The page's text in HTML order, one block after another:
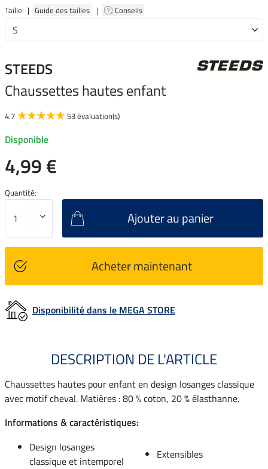
Taille: | Guide des tailles | Conseils
STEEDS
Chaussettes hautes enfant
4.7 53 évaluation(s)
Disponible
4,99 €
Quantité:
Ajouter au panier
Acheter maintenant
Disponibilité dans le MEGA STORE
DESCRIPTION DE L'ARTICLE
Chaussettes hautes pour enfant en design losanges classique
avec motif cheval. Matières : 80 % coton, 20 % élasthanne.
Informations & caractéristiques:
Design losanges
classique et intemporel
Extensibles